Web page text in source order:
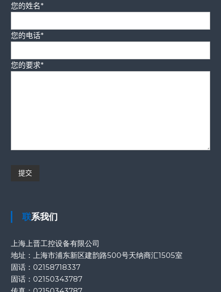
您的姓名*
您的电话*
您的要求*
联系我们
上海上晋工控设备有限公司
地址：上海市浦东新区建韵路500号天纳商汇1505室
固话： 02158718337
固话： 02150343787